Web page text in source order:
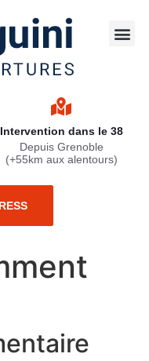
Intervention dans le 38
Depuis Grenoble
(+55km aux alentours)